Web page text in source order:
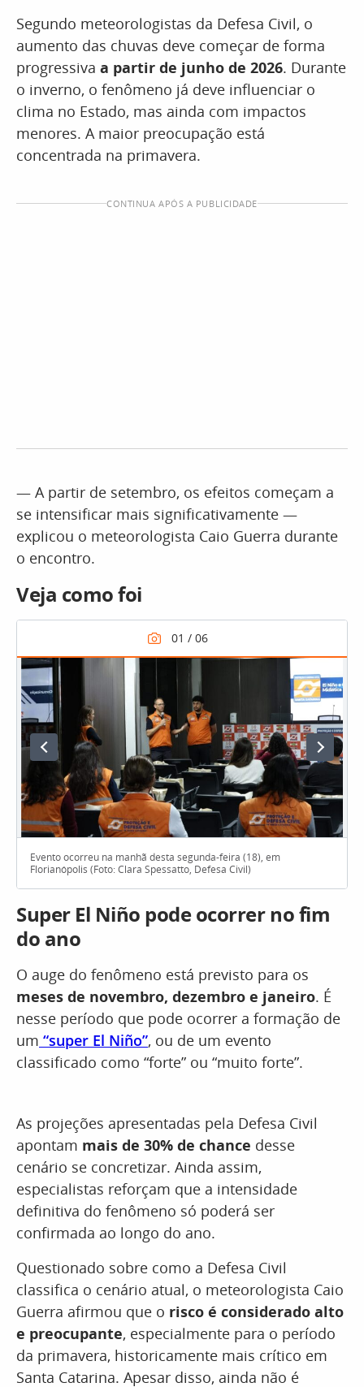
Segundo meteorologistas da Defesa Civil, o
aumento das chuvas deve começar de forma
progressiva a partir de junho de 2026. Durante
o inverno, o fenômeno já deve influenciar o
clima no Estado, mas ainda com impactos
menores. A maior preocupação está
concentrada na primavera.
CONTINUA APÓS A PUBLICIDADE
— A partir de setembro, os efeitos começam a
se intensificar mais significativamente —
explicou o meteorologista Caio Guerra durante
o encontro.
Veja como foi
Evento ocorreu na manhã desta segunda-feira (18), em
Florianópolis (Foto: Clara Spessatto, Defesa Civil)
Super El Niño pode ocorrer no fim
do ano
O auge do fenômeno está previsto para os
meses de novembro, dezembro e janeiro. É
nesse período que pode ocorrer a formação de
um “super El Niño”, ou de um evento
classificado como “forte” ou “muito forte”.
As projeções apresentadas pela Defesa Civil
apontam mais de 30% de chance desse
cenário se concretizar. Ainda assim,
especialistas reforçam que a intensidade
definitiva do fenômeno só poderá ser
confirmada ao longo do ano.
Questionado sobre como a Defesa Civil
classifica o cenário atual, o meteorologista Caio
Guerra afirmou que o risco é considerado alto
e preocupante, especialmente para o período
da primavera, historicamente mais crítico em
Santa Catarina. Apesar disso, ainda não é